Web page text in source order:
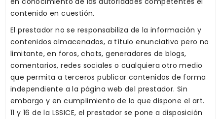
contenido en cuestión.
El prestador no se responsabiliza de la información y
contenidos almacenados, a título enunciativo pero no
limitante, en foros, chats, generadores de blogs,
comentarios, redes sociales o cualquiera otro medio
que permita a terceros publicar contenidos de forma
independiente a la página web del prestador. Sin
embargo y en cumplimiento de lo que dispone el art.
11 y 16 de la LSSICE, el prestador se pone a disposición